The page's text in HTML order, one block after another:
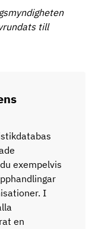
till
exempelvis
I
en